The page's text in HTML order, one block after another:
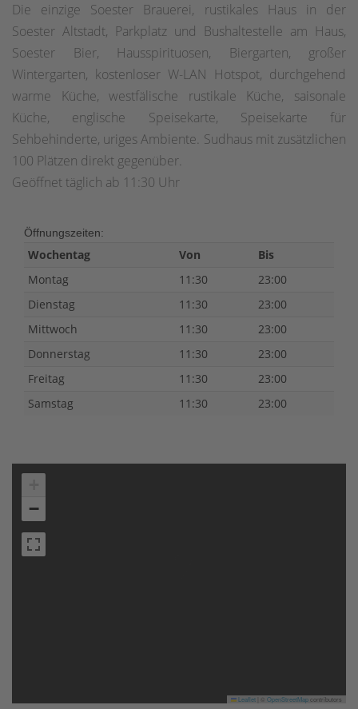
Die einzige Soester Brauerei, rustikales Haus in der
Soester Altstadt, Parkplatz und Bushaltestelle am Haus,
Soester Bier, Hausspirituosen, Biergarten, großer
Wintergarten, kostenloser W-LAN Hotspot, durchgehend
warme Küche, westfälische rustikale Küche, saisonale
Küche, englische Speisekarte, Speisekarte für
Sehbehinderte, uriges Ambiente. Sudhaus mit zusätzlichen
100 Plätzen direkt gegenüber.
Geöffnet täglich ab 11:30 Uhr
Öffnungszeiten:
Wochentag Von
Bis
Montag
11:30
23:00
Dienstag
11:30
23:00
Mittwoch
11:30
23:00
Donnerstag
11:30
23:00
Freitag
11:30
23:00
Samstag
11:30 23:00
−
Leaflet OpenStreetMapcontributors